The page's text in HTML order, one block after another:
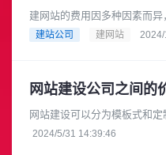
建网站的费用因多种因素而
经验，是成熟可靠的网络品
建站公司 建网站
网站建设可以分为模板式和
进行搭建，成本较低，适合
2024/5/31 14:39:46